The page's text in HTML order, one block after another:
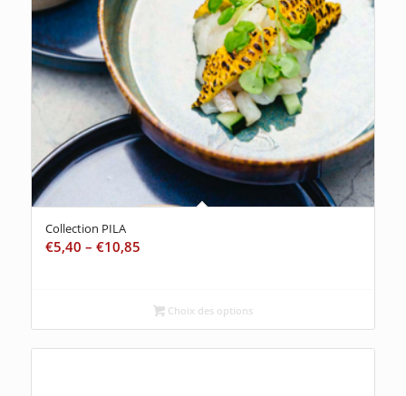
Collection PILA
€5,40 – €10,85
Choix des options